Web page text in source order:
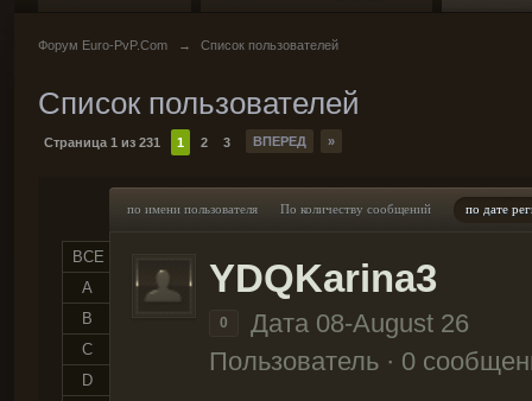
Форум Euro-PvP.Com → Список пользователей
Список пользователей
Страница 1 из 231 1 2 3 ВПЕРЕД »
ВСЕ
A
B
C
D
по имени пользователя По количеству сообщений по дате
YDQKarina3
0
Дата 08-August 26
Пользователь · 0